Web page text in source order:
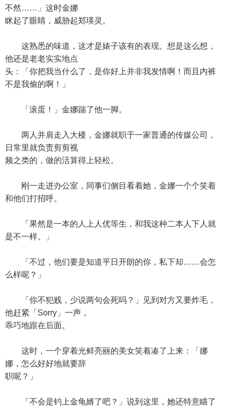
不然……」这时金娜
眯起了眼睛，威胁起郑瑛灵。
这熟悉的味道，这才是婊子该有的表现。想是这么想，
他还是老老实实地点
头：「你把我当什么了，是你好上并非我发情啊！而且内裤
不是我偷的啊！」
「滚蛋！」金娜踹了他一脚。
两人并肩走入大楼，金娜就职于一家普通的传媒公司，
日常里就负责剪剪视
频之类的，做的活算得上轻松。
刚一走进办公室，同事们侧目看着她，金娜一个个笑着
和他们打招呼。
「果然是一本的人上人优等生，和我这种二本人下人就
是不一样。」
「不过，他们要是知道平日开朗的你，私下却……会怎
么样呢？」
「你不犯贱，少说两句会死吗？」见到对方又要炸毛，
他赶紧「Sorry」一声，
乖巧地跟在后面。
这时，一个穿着光鲜亮丽的美女笑着凑了上来：「娜
娜，怎么好好地就要辞
职呢？」
「不会是钓上金龟婿了吧？」说到这里，她还特意瞄了